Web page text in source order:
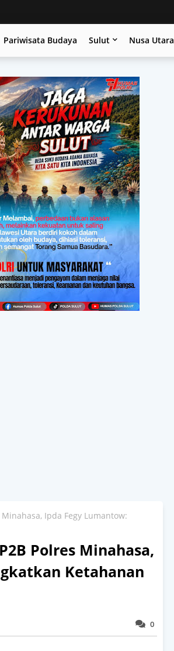
Pariwisata Budaya Sulut Nusa Utara
Ipda Fegy Lumantow:
Polres Minahasa,
Ketahanan
0